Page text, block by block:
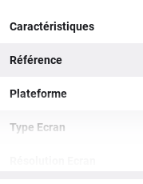
Caractéristiques
Référence
Plateforme
Type Ecran